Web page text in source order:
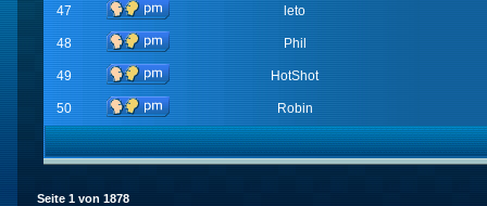
47 leto
48 Phil
49 HotShot
50 Robin
Seite 1 von 1878